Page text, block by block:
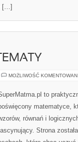
[…]
MOŻLIWOŚĆ
to
matematyce,
równań i
Strona